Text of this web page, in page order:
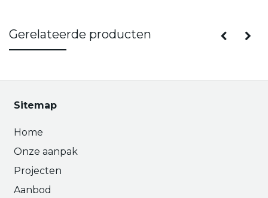
Gerelateerde producten
Sitemap
Home
Onze aanpak
Projecten
Aanbod